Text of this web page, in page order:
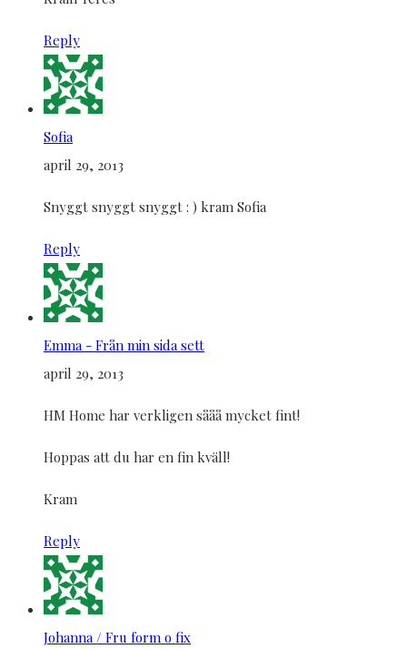
Reply
Sofia
april 29, 2013
Snyggt snyggt snyggt : ) kram Sofia
Reply
Emma - Från min sida sett
april 29, 2013
HM Home har verkligen sååå mycket fint!
Hoppas att du har en fin kväll!
Kram
Reply
Johanna / Fru form o fix